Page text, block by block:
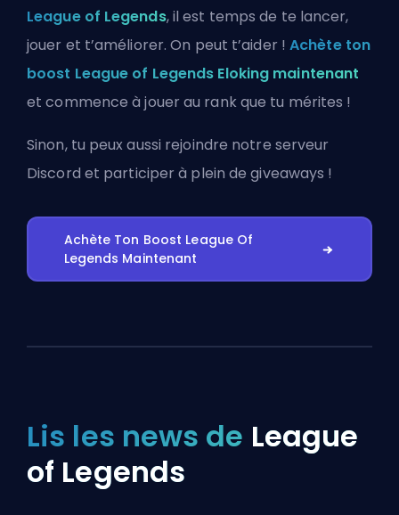
League of Legends, il est temps de te lancer,
jouer et t’améliorer. On peut t’aider !Achète ton
boost League of Legends Eloking maintenant
et commence à jouer au rank que tu mérites !
Sinon, tu peux aussi rejoindre notre serveur
Discord et participer à plein de giveaways !
Achète Ton Boost League Of
Legends Maintenant
Lis les news de League
of Legends